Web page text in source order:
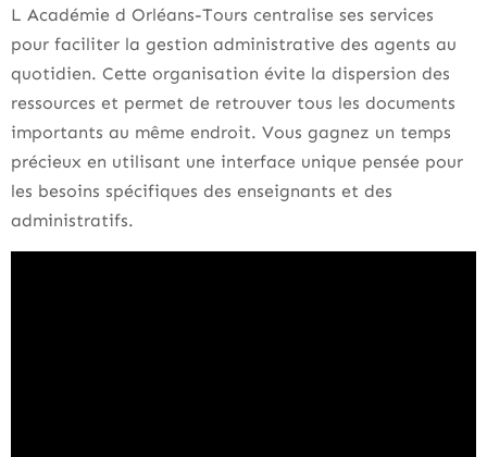
L Académie d Orléans-Tours centralise ses services
pour faciliter la gestion administrative des agents au
quotidien. Cette organisation évite la dispersion des
ressources et permet de retrouver tous les documents
importants au même endroit. Vous gagnez un temps
précieux en utilisant une interface unique pensée pour
les besoins spécifiques des enseignants et des
administratifs.